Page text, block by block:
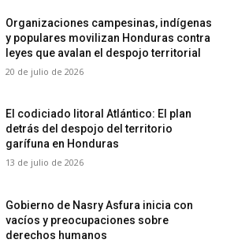
Organizaciones campesinas, indígenas
y populares movilizan Honduras contra
leyes que avalan el despojo territorial
20 de julio de 2026
El codiciado litoral Atlántico: El plan
detrás del despojo del territorio
garífuna en Honduras
13 de julio de 2026
Gobierno de Nasry Asfura inicia con
vacíos y preocupaciones sobre
derechos humanos